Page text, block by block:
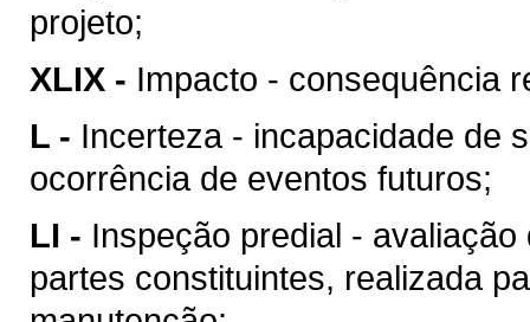
projeto;
XLIX - Impacto - consequência
L - Incerteza - incapacidade de
ocorrência de eventos futuros;
LI - Inspeção predial -
partes constituintes, realizada